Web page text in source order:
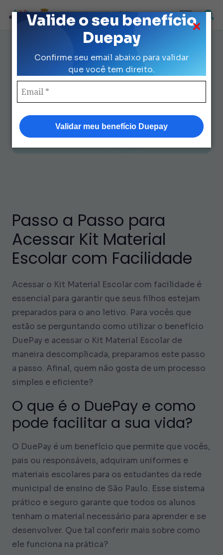
Valide o seu benefício
Duepay
Confirme seu email abaixo para validar
que você tem direito.
Validar meu benefício Duepay
Loja Credenciada para auxilio Uniforme
e Kit Escolar da Prefeitura de São Paulo
Passo a passo para acessar Kit
Material Escolar com facilidade
Passo a Passo para
Acessar Kit Material
Escolar com Facilidade
Acessar o Kit Material Escolar com facilidade é
essencial para garantir que seus filhos estejam
preparados para o ano letivo. Para vocês que
estão se perguntando como utilizar o benefício
DuePay e acessar o Kit Material Escolar de
maneira descomplicada, preparamos este passo
a passo. Afinal, quem não gosta de um processo
simples e eficiente?
O que é o DuePay e como
pode facilitar a sua vida?
O DuePay é um benefício que permite que vocês,
pais ou responsáveis, adquiram uniformes e
materiais escolares para os estudantes da rede
municipal de ensino de São Paulo. Esse sistema
prático e seguro garante que todos os alunos
tenham o material necessário para aprender e se
desenvolver. Que tal conferir mais sobre como
ele funciona na prática?